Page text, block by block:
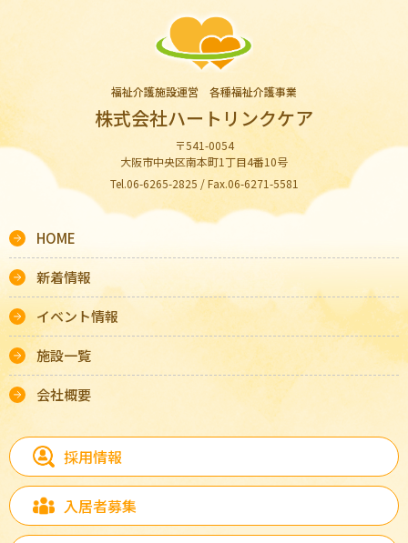
福祉介護施設運営 各種福祉介護事業
株式会社ハートリンクケア
〒541-0054
大阪市中央区南本町1丁目4番10号
Tel.06-6265-2825 / Fax.06-6271-5581
HOME
新着情報
イベント情報
施設一覧
会社概要
採用情報
入居者募集